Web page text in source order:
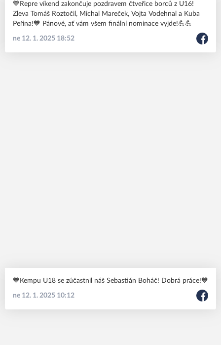
💙Repre víkend zakončuje pozdravem čtveřice borců z U16!
Zleva Tomáš Roztočil, Michal Mareček, Vojta Vodehnal a Kuba
Peřina!💙 Pánové, ať vám všem finální nominace vyjde!💪💪
ne 12. 1. 2025 18:52
💙Kempu U18 se zúčastnil náš Sebastián Boháč! Dobrá práce!💙
ne 12. 1. 2025 10:12